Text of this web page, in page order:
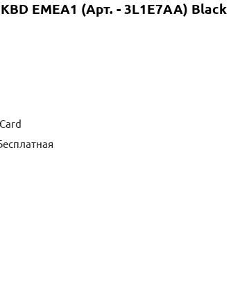
EMEA1 (Арт. - 3L1E7AA) Black